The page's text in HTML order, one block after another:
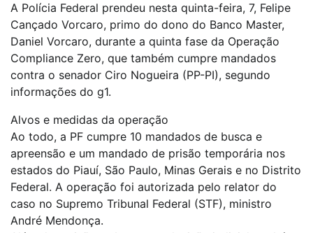
A Polícia Federal prendeu nesta quinta-feira, 7, Felipe
Cançado Vorcaro, primo do dono do Banco Master,
Daniel Vorcaro, durante a quinta fase da Operação
Compliance Zero, que também cumpre mandados
contra o senador Ciro Nogueira (PP-PI), segundo
informações do g1.
Alvos e medidas da operação
Ao todo, a PF cumpre 10 mandados de busca e
apreensão e um mandado de prisão temporária nos
estados do Piauí, São Paulo, Minas Gerais e no Distrito
Federal. A operação foi autorizada pelo relator do
caso no Supremo Tribunal Federal (STF), ministro
André Mendonça.